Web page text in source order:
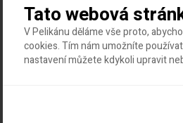
Tato webová
V Pelikánu děláme vše proto,
cookies. Tím nám umožníte
nastavení můžete kdykoli upravit